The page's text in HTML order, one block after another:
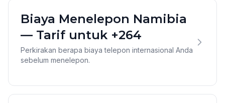
Biaya Menelepon Namibia
— Tarif untuk +264
Perkirakan berapa biaya telepon internasional Anda
sebelum menelepon.